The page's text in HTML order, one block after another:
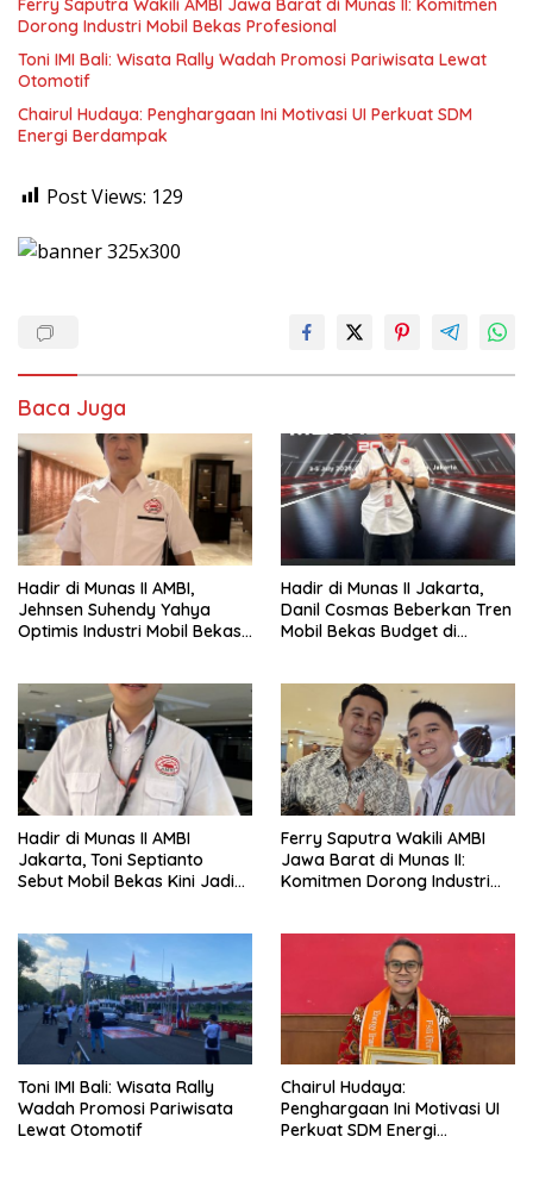
Ferry Saputra Wakili AMBI Jawa Barat di Munas II: Komitmen
Dorong Industri Mobil Bekas Profesional
Toni IMI Bali: Wisata Rally Wadah Promosi Pariwisata Lewat
Otomotif
Chairul Hudaya: Penghargaan Ini Motivasi UI Perkuat SDM
Energi Berdampak
Post Views: 129
Baca Juga
Hadir di Munas II AMBI,
Jehnsen Suhendy Yahya
Optimis Industri Mobil Bekas
Hadir di Munas II Jakarta,
Danil Cosmas Beberkan Tren
Mobil Bekas Budget di
Hadir di Munas II AMBI
Jakarta, Toni Septianto
Sebut Mobil Bekas Kini Jadi
Ferry Saputra Wakili AMBI
Jawa Barat di Munas II:
Komitmen Dorong Industri
Toni IMI Bali: Wisata Rally
Wadah Promosi Pariwisata
Lewat Otomotif
Chairul Hudaya:
Penghargaan Ini Motivasi UI
Perkuat SDM Energi